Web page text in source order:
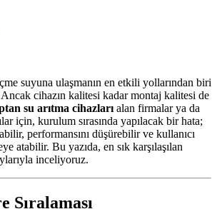
suyuna ulaşmanın en etkili yollarından biri
Ancak cihazın kalitesi kadar montaj kalitesi de
su arıtma cihazları alan firmalar ya da
için, kurulum sırasında yapılacak bir hata;
performansını düşürebilir ve kullanıcı
atabilir. Bu yazıda, en sık karşılaşılan
inceliyoruz.
Sıralaması